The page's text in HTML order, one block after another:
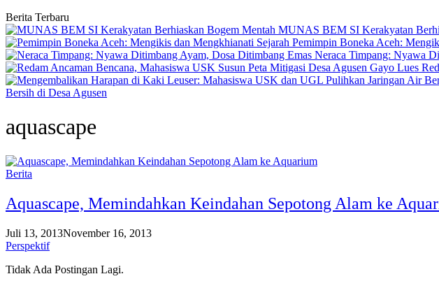
Berita Terbaru
MUNAS BEM SI Kerakyatan
Pemimpin Boneka Aceh:
Neraca Timpang: Nyawa
Bersih di Desa Agusen
aquascape
Berita
Aquascape, Memindahkan Keindahan Sepotong Alam ke
Juli 13, 2013November 16, 2013
Perspektif
Tidak Ada Postingan Lagi.